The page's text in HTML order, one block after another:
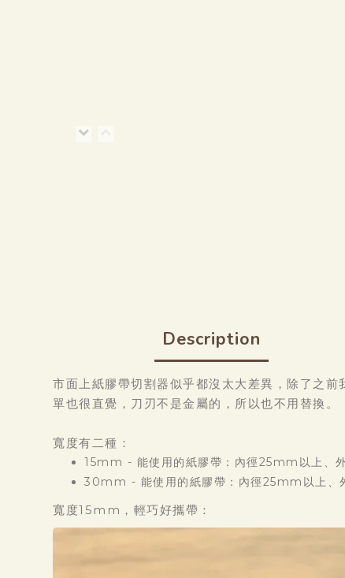
Description
市面上紙膠帶切割器似乎都沒太大差異，除了之前
單也很直覺，刀刃不是金屬的，所以也不用替換。
寬度有二種：
15mm - 能使用的紙膠帶：內徑25mm以上、
30mm - 能使用的紙膠帶：內徑25mm以上
寬度15mm，輕巧好攜帶：